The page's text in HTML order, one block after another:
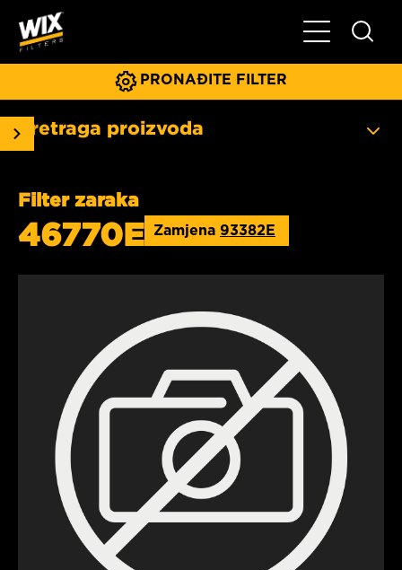
Glavni meni
PRONAĐITE FILTER
Pretraga proizvoda
Filter zaraka
46770E Zamjena 93382E